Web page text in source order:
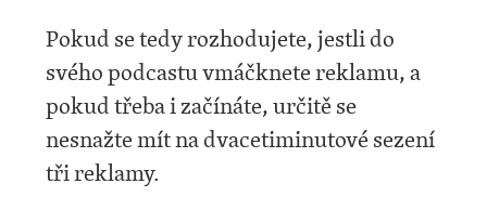
Pokud se tedy rozhodujete, jestli do
svého podcastu vmáčknete reklamu, a
pokud třeba i začínáte, určitě se
nesnažte mít na dvacetiminutové sezení
tři reklamy.